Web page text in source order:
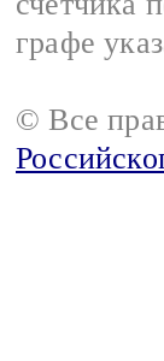
графе
© Все